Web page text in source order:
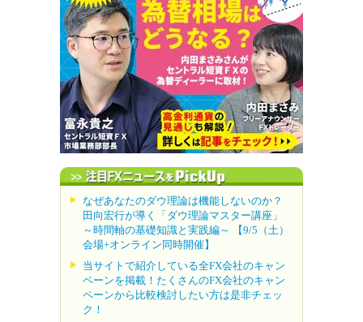
なぜあなたのダウ理論は機能しないのか？
田向宏行が導く「ダウ理論マスター講座」
～時間軸の基礎知識と実践編～ 【9/5（土）
会場+オンライン同時開催】
当サイトで紹介している全FX会社のキャン
ペーンを掲載！たくさんのFX会社のキャン
ペーンから比較検討したい方は是非チェッ
ク！